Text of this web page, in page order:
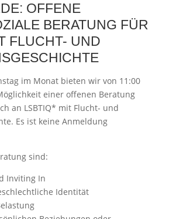
OFFENE
BERATUNG FÜR
FLUCHT- UND
im Monat bieten wir von 11:00
einer offenen Beratung
an LSBTIQ* mit Flucht- und
Es ist keine Anmeldung
sind:
Inviting In
Identität